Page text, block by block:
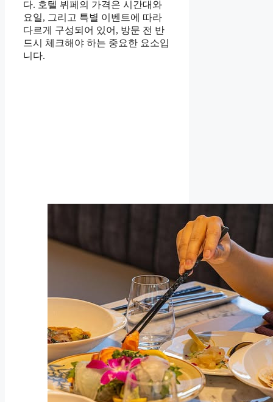
다. 호텔 뷔페의 가격은 시간대와
요일, 그리고 특별 이벤트에 따라
다르게 구성되어 있어, 방문 전 반
드시 체크해야 하는 중요한 요소입
니다.